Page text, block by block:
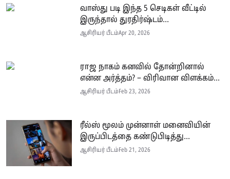
வாஸ்து படி இந்த 5 செடிகள் வீட்டில்
இருந்தால் துரதிர்ஷ்டம்...
ஆசிரியர் பீடம்Apr 20, 2026
ராஜ நாகம் கனவில் தோன்றினால்
என்ன அர்த்தம்? – விரிவான விளக்கம்...
ஆசிரியர் பீடம்Feb 23, 2026
ரீல்ஸ் மூலம் முன்னாள் மனைவியின்
இருப்பிடத்தை கண்டுபிடித்து...
ஆசிரியர் பீடம்Feb 21, 2026